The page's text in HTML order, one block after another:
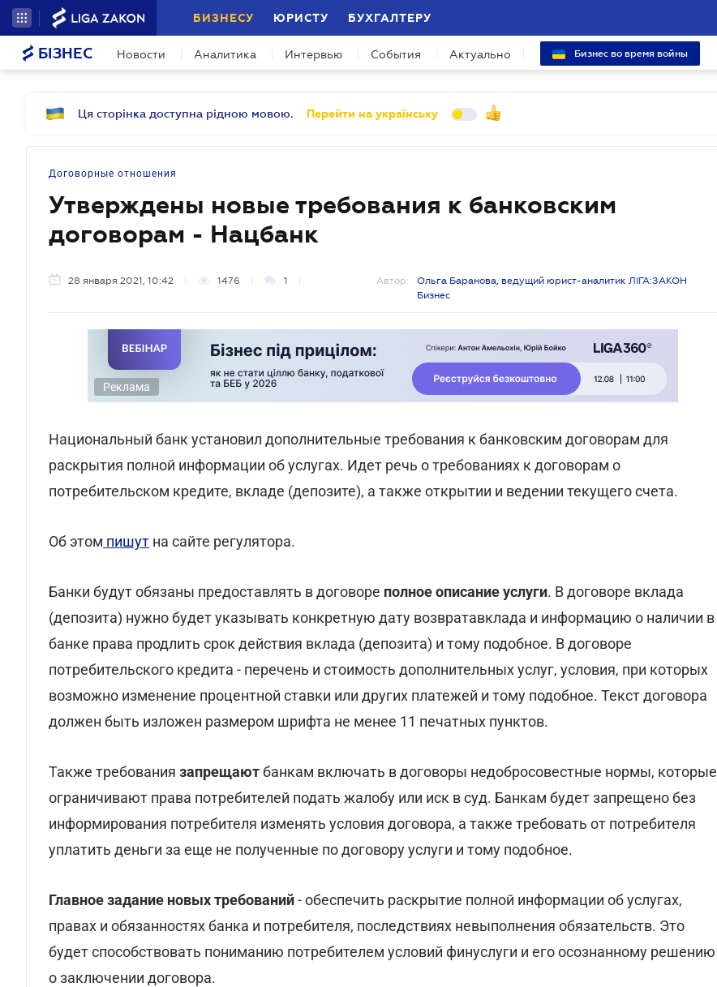
БИЗНЕСУ ЮРИСТУ БУХГАЛТЕРУ
БІЗНЕС Новости Аналитика Интервью События Актуально Бизнес во время войны
Ця сторінка доступна рідною мовою. Перейти на українську
Договорные отношения
Утверждены новые требования к банковским
договорам - Нацбанк
28 января 2021, 10:42 1476 1 Автор:
Ольга Баранова, ведущий юрист-аналитик ЛІГА:ЗАКОН
Бизнес
Реклама
Национальный банк установил дополнительные требования к банковским договорам для
раскрытия полной информации об услугах. Идет речь о требованиях к договорам о
потребительском кредите, вкладе (депозите), а также открытии и ведении текущего счета.
Об этом пишут на сайте регулятора.
Банки будут обязаны предоставлять в договоре полное описание услуги. В договоре вклада
(депозита) нужно будет указывать конкретную дату возвратавклада и информацию о наличии в
банке права продлить срок действия вклада (депозита) и тому подобное. В договоре
потребительского кредита - перечень и стоимость дополнительных услуг, условия, при которых
возможно изменение процентной ставки или других платежей и тому подобное. Текст договора
должен быть изложен размером шрифта не менее 11 печатных пунктов.
Также требования запрещаютбанкам включать в договоры недобросовестные нормы, которые
ограничивают права потребителей подать жалобу или иск в суд. Банкам будет запрещено без
информирования потребителя изменять условия договора, а также требовать от потребителя
уплатить деньги за еще не полученные по договору услуги и тому подобное.
Главное задание новых требований- обеспечить раскрытие полной информации об услугах,
правах и обязанностях банка и потребителя, последствиях невыполнения обязательств. Это
будет способствовать пониманию потребителем условий финуслуги и его осознанному решению
о заключении договора.